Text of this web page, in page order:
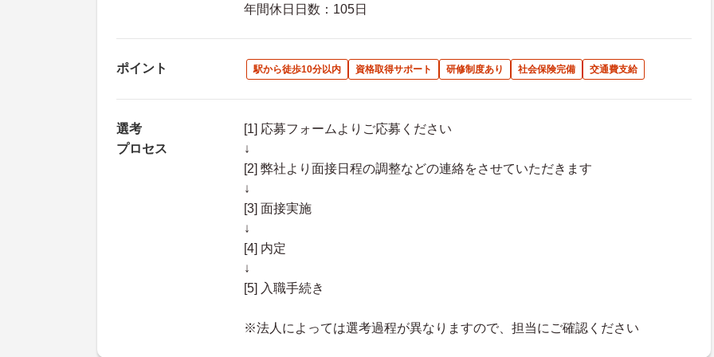
年間休日日数：105日
ポイント 駅から徒歩10分以内 資格取得サポート 研修制度あり 社会保険完備 交通費支給
選考
プロセス
[1] 応募フォームよりご応募ください
↓
[2] 弊社より面接日程の調整などの連絡をさせていただきます
↓
[3] 面接実施
↓
[4] 内定
↓
[5] 入職手続き
※法人によっては選考過程が異なりますので、担当にご確認ください